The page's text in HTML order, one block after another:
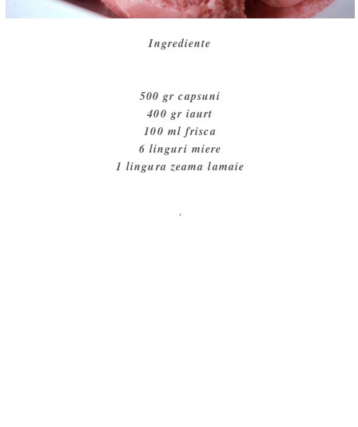
Ingrediente
500 gr capsuni
400 gr iaurt
100 ml frisca
6 linguri miere
1 lingura zeama lamaie
'